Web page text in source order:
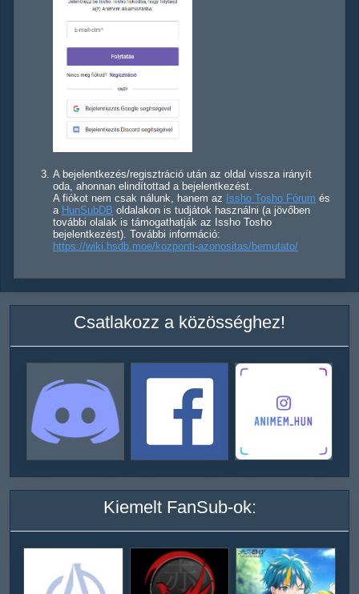
A bejelentkezés/regisztráció után az oldal vissza irányít
oda, ahonnan elindítottad a bejelentkezést.
A fiókot nem csak nálunk, hanem az Issho Tosho Fórum és
a HunSubDB oldalakon is tudjátok használni (a jövőben
további olalak is támogathatják az Issho Tosho
bejelentkezést). További információ:
https://wiki.hsdb.moe/kozponti-azonositas/bemutato/
Csatlakozz a közösséghez!
Kiemelt FanSub-ok: